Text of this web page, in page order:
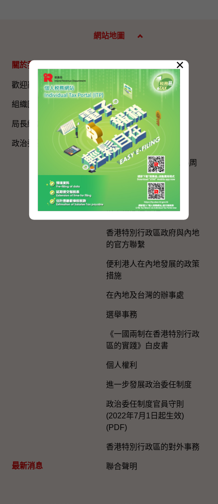
網站地圖
關於我們
歡迎辭
組織圖​
局長網誌
政治委任官員的申報
最新消息
國家五年規劃
國家憲法日
《基本法》
國旗、國徽、國歌
慶祝中國共產黨成立105周
年
粵港澳大灣區建設
與內地區域合作
香港特別行政區政府與內地
的官方聯繫
便利港人在內地發展的政策
措施
在內地及台灣的辦事處
選舉事務
《一國兩制在香港特別行政
區的實踐》白皮書
個人權利
進一步發展政治委任制度
政治委任制度官員守則
(2022年7月1日起生效)
(PDF)
香港特別行政區的對外事務
聯合聲明
×